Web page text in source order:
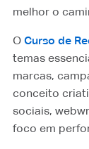
melhor o
O Curso de
temas
marcas,
conceito
sociais,
foco em